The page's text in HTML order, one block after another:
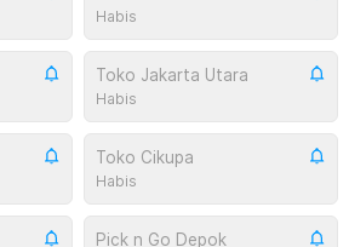
Habis
Toko Jakarta Utara
Habis
Toko Cikupa
Habis
Pick n Go Depok